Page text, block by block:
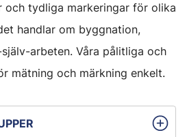
och tydliga markeringar för olika
handlar om byggnation,
arbeten. Våra pålitliga och
mätning och märkning enkelt.